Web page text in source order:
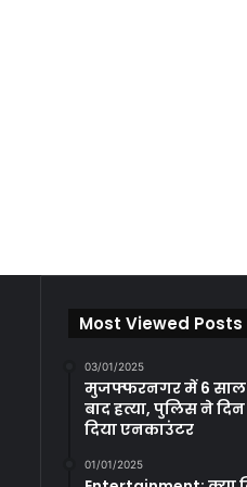
Most Viewed Posts
03/01/2025
मुजफ्फरनगर में 6 साल
बाद हत्या, पुलिस ने
दिया एनकाउंटर
01/01/2025